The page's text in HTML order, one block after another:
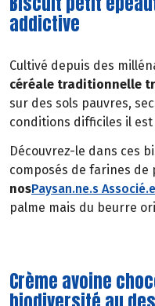
addictive
Cultivé depuis des
céréale traditionnelle
sur des sols pauvres,
conditions difficiles il
Découvrez-le dans ces
composés de farines
nosPaysan.ne.s
palme mais du beurre
Crème avoine